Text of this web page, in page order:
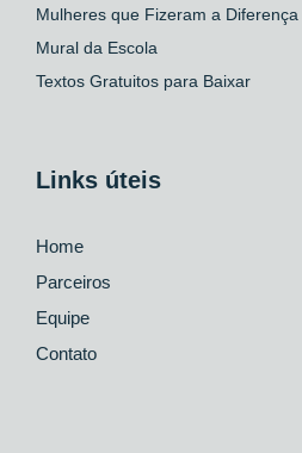
Mulheres que Fizeram a Diferença
Mural da Escola
Textos Gratuitos para Baixar
Links úteis
Home
Parceiros
Equipe
Contato